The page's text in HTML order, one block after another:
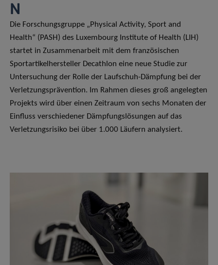
Die Forschungsgruppe „Physical Activity, Sport and
Health“ (PASH) des Luxembourg Institute of Health (LIH)
startet in Zusammenarbeit mit dem französischen
Sportartikelhersteller Decathlon eine neue Studie zur
Untersuchung der Rolle der Laufschuh-Dämpfung bei der
Verletzungsprävention. Im Rahmen dieses groß angelegten
Projekts wird über einen Zeitraum von sechs Monaten der
Einfluss verschiedener Dämpfungslösungen auf das
Verletzungsrisiko bei über 1.000 Läufern analysiert.